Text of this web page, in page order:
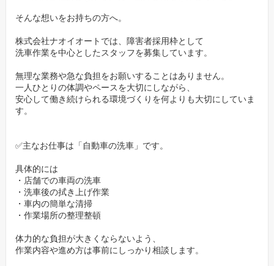
【1977年創業の安定企業。充実した福利厚生】
私たちは「社員」を会社の財産だと考えています。
だからこそ、皆さんが安心して長く働けるよう、福利厚生を充実
安定した経営基盤のもと、腰を据えてキャリアを築いていくこと
ができます。
い社風】
ナオイオートの一番の自慢は「人」です。
社員からは「本当に優しい人ばかり」「困っていたら、すぐに誰
かが助けてくれる」という声がよく聞かれます。
役職や社歴に関わらず、気軽に話せるフランクな雰囲気が根付い
あなたもきっと、居心地の良さを感じていただけるはずです。
そんな想いをお持ちの方へ。
株式会社ナオイオートでは、障害者採用枠として
洗車作業を中心としたスタッフを募集しています。
無理な業務や急な負担をお願いすることはありません。
一人ひとりの体調やペースを大切にしながら、
安心して働き続けられる環境づくりを何よりも大切にしていま
す。
✅主なお仕事は「自動車の洗車」です。
具体的には
・店舗での車両の洗車
・洗車後の拭き上げ作業
・車内の簡単な清掃
・作業場所の整理整頓
体力的な負担が大きくならないよう、
作業内容や進め方は事前にしっかり相談します。